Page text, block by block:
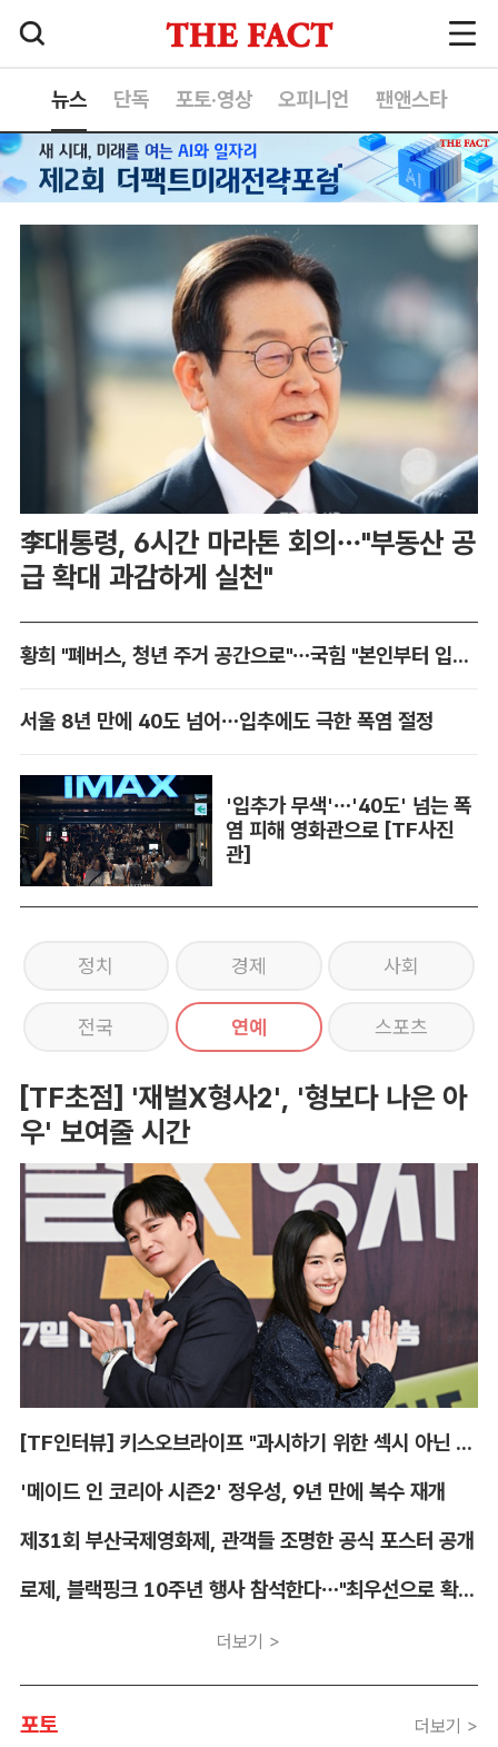
뉴스 단독 포토·영상 오피니언 팬앤스타
李대통령, 6시간 마라톤 회의…"부동산 공
급 확대 과감하게 실천"
황희 "폐버스, 청년 주거 공간으로"…국힘 "본인부터 입주하라"
서울 8년 만에 40도 넘어…입추에도 극한 폭염 절정
'입추가 무색'…'40도' 넘는 폭
염 피해 영화관으로 [TF사진
관]
정치 경제 사회
전국 연예 스포츠
[TF초점] '재벌X형사2', '형보다 나은 아
우' 보여줄 시간
[TF인터뷰] 키스오브라이프 "과시하기 위한 섹시 아닌 당당함"
'메이드 인 코리아 시즌2' 정우성, 9년 만에 복수 재개
제31회 부산국제영화제, 관객들 조명한 공식 포스터 공개
로제, 블랙핑크 10주년 행사 참석한다…"최우선으로 확정"
더보기 >
포토 더보기 >